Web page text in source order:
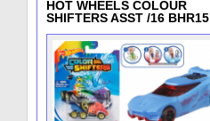
HOT WHEELS COLOUR
SHIFTERS ASST /16 BHR15